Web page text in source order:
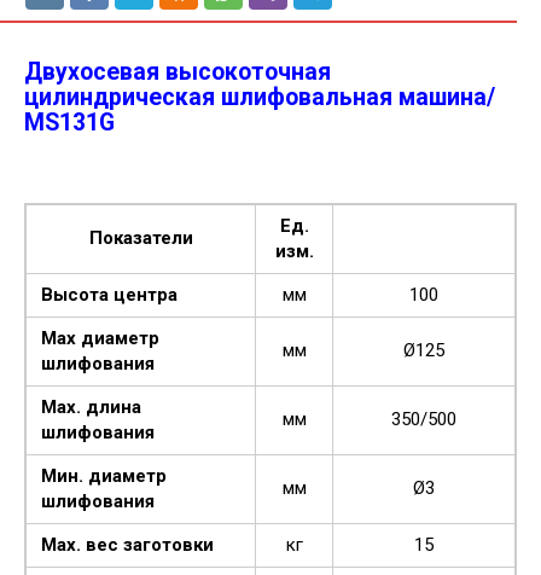
Двухосевая высокоточная
цилиндрическая шлифовальная машина/
MS131G
Показатели
Ед.
изм.
Высота центра
мм
100
Мах диаметр
шлифования
мм Ø125
Мах. длина
шлифования
мм 350/500
Мин. диаметр
шлифования
мм Ø3
Мах. вес заготовки кг
15